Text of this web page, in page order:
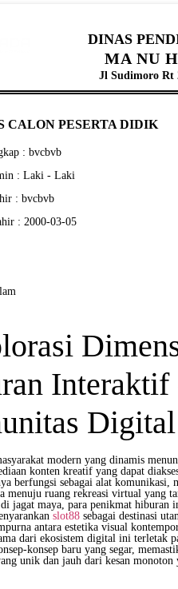
DINAS
MA NU
Jl Sudimoro Rt
CALON PESERTA DIDIK
: bvcbvb
: Laki - Laki
: bvcbvb
: 2000-03-05
Interaktif
Digital
modern yang dinamis
konten kreatif yang dapat
berfungsi sebagai alat komunikasi,
menuju ruang rekreasi virtual yang
jagat maya, para penikmat hiburan
slot88 sebagai destinasi
antara estetika visual
dari ekosistem digital ini terletak
konsep baru yang segar,
unik dan jauh dari kesan